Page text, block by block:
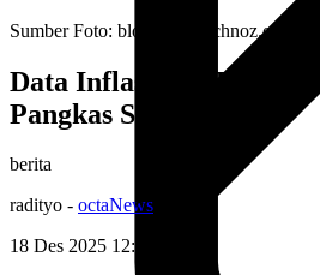
Sumber Foto: bloombergtechnoz.com
Data Inflasi UK Turun,
Pangkas Suku Bunga
berita
radityo - octaNews
18 Des 2025 12:52